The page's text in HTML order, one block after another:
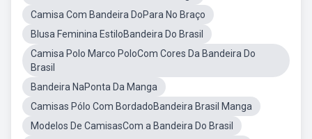
Camisa Com Bandeira DoPara No Braço
Blusa Feminina EstiloBandeira Do Brasil
Camisa Polo Marco PoloCom Cores Da Bandeira Do
Brasil
Bandeira NaPonta Da Manga
Camisas Pólo Com BordadoBandeira Brasil Manga
Modelos De CamisasCom a Bandeira Do Brasil